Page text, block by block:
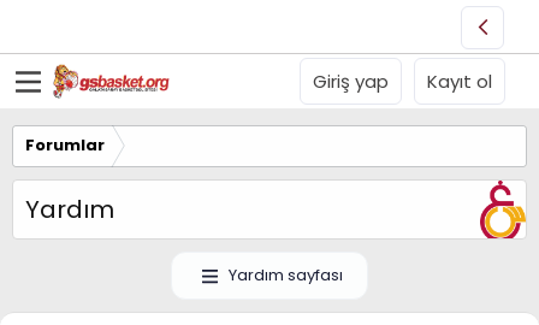
Giriş yap Kayıt ol
Forumlar
Yardım
Yardım sayfası